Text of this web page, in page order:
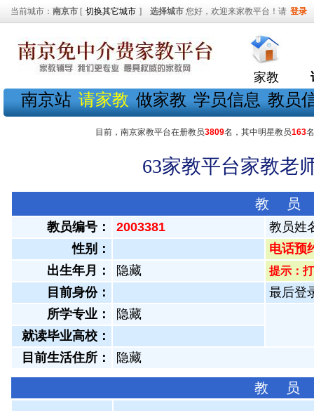
当前城市： 南京市 [ 切换其它城市 ] 选择城市 您好，欢迎来家教平台！请 登录
家教
南京站 请家教 做家教 学员信息 教员
目前，南京家教平台在册教员3809名，其中明星教员163
63家教平台家教老
教 员
教员编号： 2003381
教员姓
性别：
电话预
出生年月：
隐藏 提示：
目前身份：
最后登
所学专业：
隐藏
就读毕业高校：
目前生活住所：
隐藏
教 员